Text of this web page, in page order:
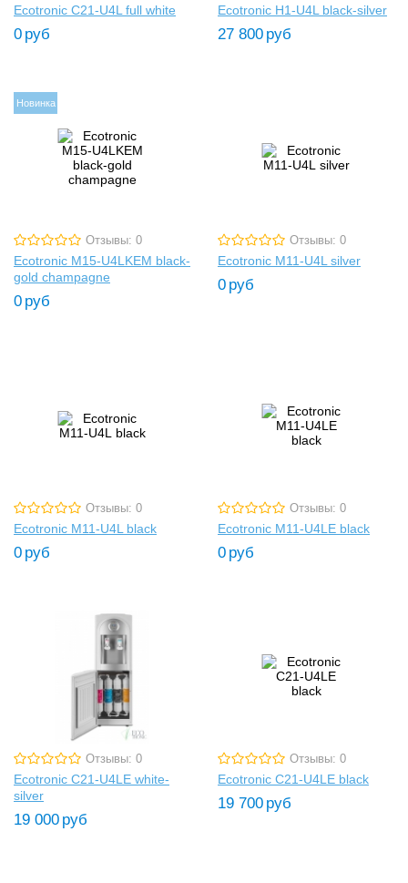
Ecotronic C21-U4L full white
0 руб
Ecotronic H1-U4L black-silver
27 800 руб
Новинка
Отзывы: 0
Ecotronic M15-U4LKEM black-
gold champagne
0 руб
Отзывы: 0
Ecotronic M11-U4L silver
0 руб
Отзывы: 0
Ecotronic M11-U4L black
0 руб
Отзывы: 0
Ecotronic M11-U4LE black
0 руб
Отзывы: 0
Ecotronic C21-U4LE white-
silver
19 000 руб
Отзывы: 0
Ecotronic C21-U4LE black
19 700 руб